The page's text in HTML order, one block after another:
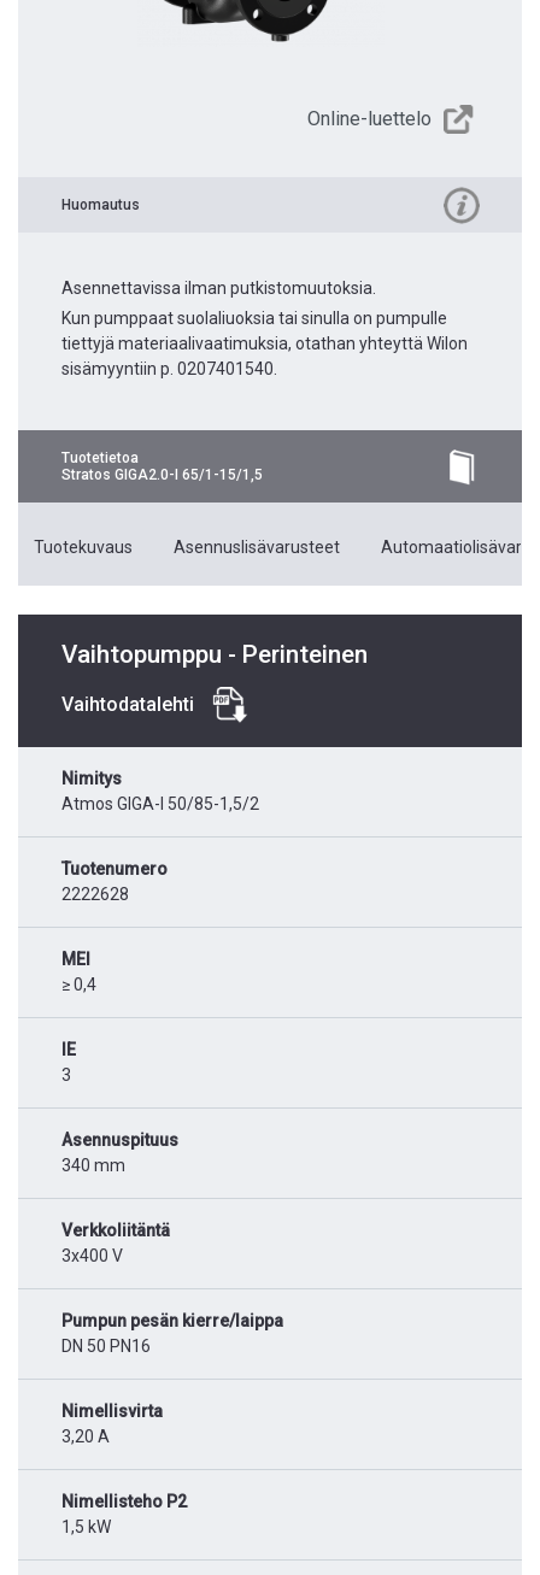
Online-luettelo
Huomautus
Asennettavissa ilman putkistomuutoksia.
Kun pumppaat suolaliuoksia tai sinulla on pumpulle
tiettyjä materiaalivaatimuksia, otathan yhteyttä Wilon
sisämyyntiin p. 0207401540.
Tuotetietoa
Stratos GIGA2.0-I 65/1-15/1,5
Tuotekuvaus Asennuslisävarusteet
Vaihtopumppu - Perinteinen
Vaihtodatalehti
Nimitys
Atmos GIGA-I 50/85-1,5/2
Tuotenumero
2222628
MEI
≥ 0,4
IE
3
Asennuspituus
340 mm
Verkkoliitäntä
3x400 V
Pumpun pesän kierre/laippa
DN 50 PN16
Nimellisvirta
3,20 A
Nimellisteho P2
1,5 kW